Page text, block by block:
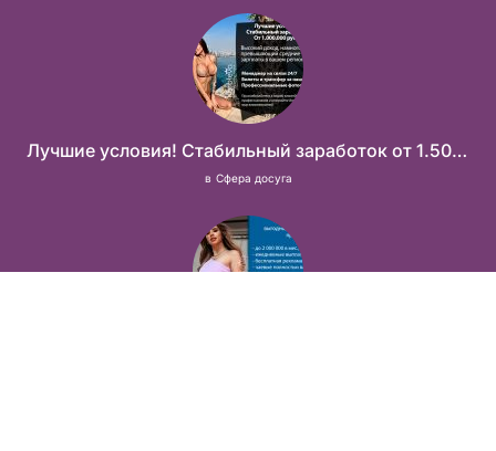
Лучшие условия! Стабильный заработок от 1.500.000₽
в Сфера досуга